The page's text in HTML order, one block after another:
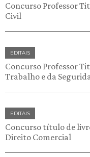
Concurso Professor
Civil
EDITAIS
Concurso Professor
Trabalho e da
EDITAIS
Concurso título de
Direito Comercial